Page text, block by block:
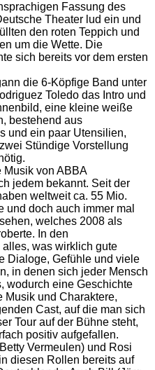
Fassung des
Theater lud ein und
den roten Teppich und
um die Wette. Die
sich bereits vor dem ersten
die 6-Köpfige Band unter
Toledo das Intro und
eine kleine weiße
bestehend aus
und ein paar Utensilien,
Stündige Vorstellung
Musik von ABBA
jedem bekannt. Seit der
weltweit ca. 55 Mio.
und doch auch immer mal
welches 2008 als
In den
was wirklich gute
Dialoge, Gefühle und viele
in denen sich jeder Mensch
wodurch eine Geschichte
Musik und Charaktere,
Cast, auf die man sich
Tour auf der Bühne steht,
positiv aufgefallen.
Vermeulen) und Rosi
diesen Rollen bereits auf